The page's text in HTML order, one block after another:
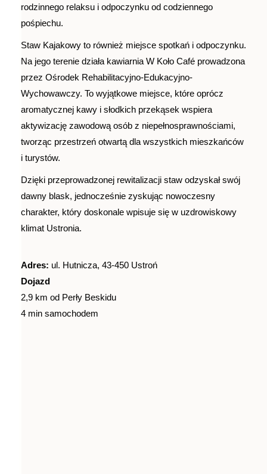
rodzinnego relaksu i odpoczynku od codziennego
pośpiechu.
Staw Kajakowy to również miejsce spotkań i odpoczynku.
Na jego terenie działa kawiarnia W Koło Café prowadzona
przez Ośrodek Rehabilitacyjno-Edukacyjno-
Wychowawczy. To wyjątkowe miejsce, które oprócz
aromatycznej kawy i słodkich przekąsek wspiera
aktywizację zawodową osób z niepełnosprawnościami,
tworząc przestrzeń otwartą dla wszystkich mieszkańców
i turystów.
Dzięki przeprowadzonej rewitalizacji staw odzyskał swój
dawny blask, jednocześnie zyskując nowoczesny
charakter, który doskonale wpisuje się w uzdrowiskowy
klimat Ustronia.
Adres: ul. Hutnicza, 43-450 Ustroń
Dojazd
2,9 km od Perły Beskidu
4 min samochodem